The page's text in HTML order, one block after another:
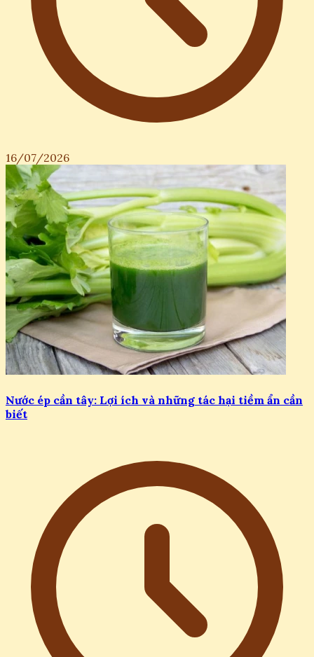
16/07/2026
Nước ép cần tây: Lợi ích và những tác hại tiềm ẩn cần
biết